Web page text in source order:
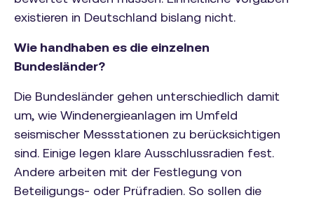
existieren in Deutschland bislang nicht.
Wie handhaben es die einzelnen
Bundesländer?
Die Bundesländer gehen unterschiedlich damit
um, wie Windenergieanlagen im Umfeld
seismischer Messstationen zu berücksichtigen
sind. Einige legen klare Ausschlussradien fest.
Andere arbeiten mit der Festlegung von
Beteiligungs- oder Prüfradien. So sollen die